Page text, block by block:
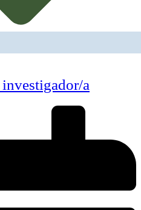
Horizonte Europa e dos
quadro da União Europeia para a
para 3 sessões promovidas pela ANI,
de uma intervenção da
de missão. A sessão conta ainda com
investigador/a